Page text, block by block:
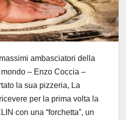
ambasciatori della
– Enzo Coccia –
la sua pizzeria, La
per la prima volta la
con una “forchetta”, un